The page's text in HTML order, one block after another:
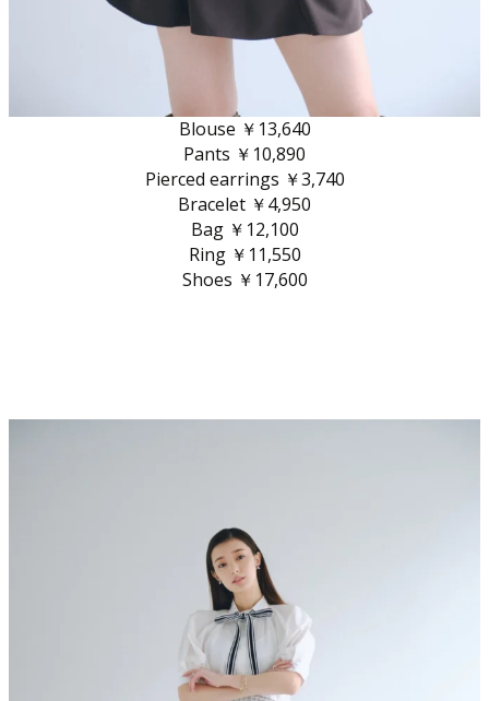
Blouse ￥13,640
Pants ￥10,890
Pierced earrings ￥3,740
Bracelet ￥4,950
Bag ￥12,100
Ring ￥11,550
Shoes ￥17,600